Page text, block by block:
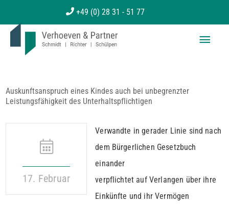
Inhalt
+49 (0) 28 31 - 51 77
Auskunftsanspruch eines Kindes auch bei unbegrenzter
Leistungsfähigkeit des Unterhaltspflichtigen
17. Februar
Verwandte in gerader Linie sind nach
dem Bürgerlichen Gesetzbuch
einander
verpflichtet auf Verlangen über ihre
Einkünfte und ihr Vermögen